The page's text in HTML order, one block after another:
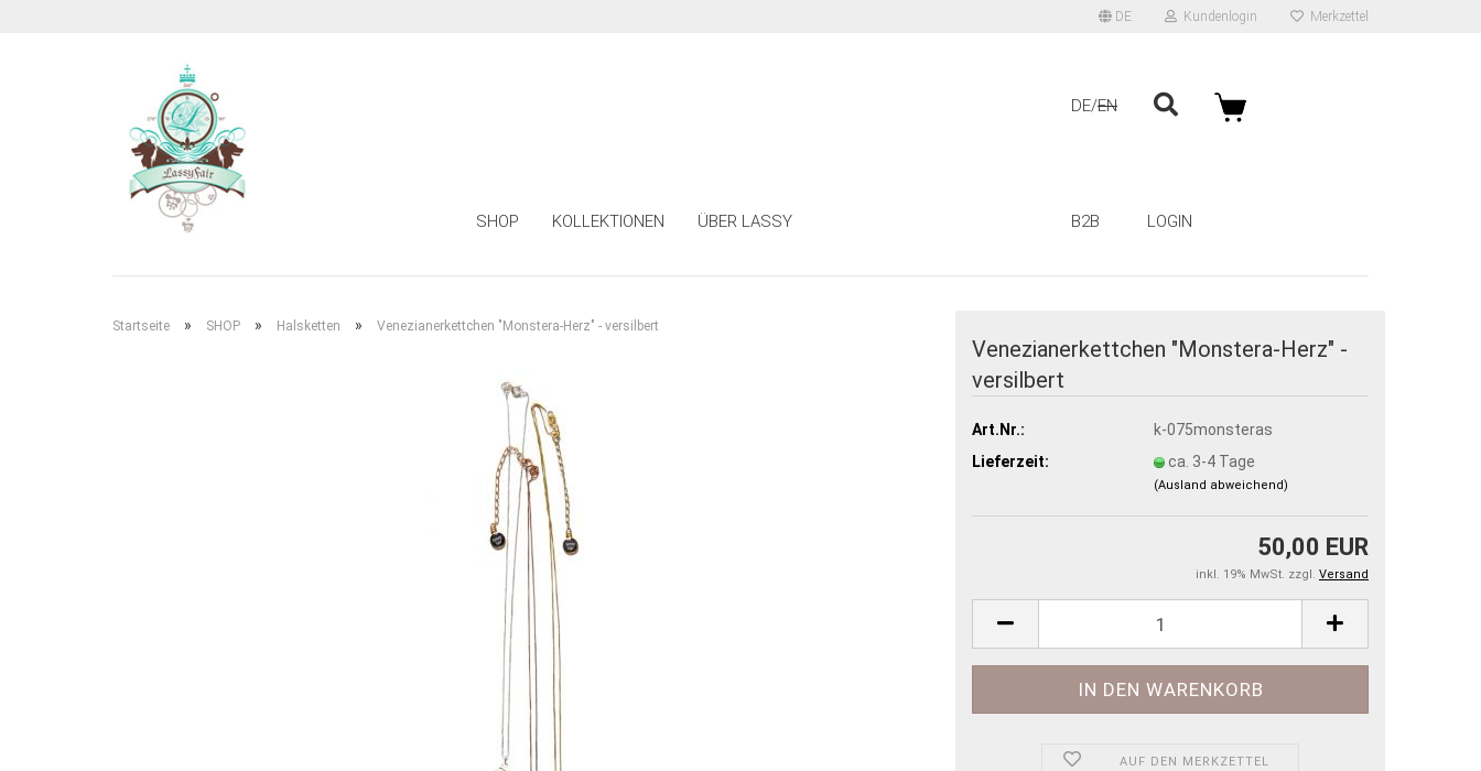
DE Kundenlogin Merkzettel
SHOP KOLLEKTIONEN ÜBER LASSY
DE EN
B2B LOGIN
Startseite » SHOP » Halsketten » Venezianerkettchen "Monstera-Herz" - versilbert
Venezianerkettchen "Monstera-Herz" -
versilbert
Art.Nr.:
k-075monsteras
Lieferzeit:
ca. 3-4 Tage
(Ausland abweichend)
50,00 EUR
inkl. 19% MwSt. zzgl. Versand
AUF DEN MERKZETTEL